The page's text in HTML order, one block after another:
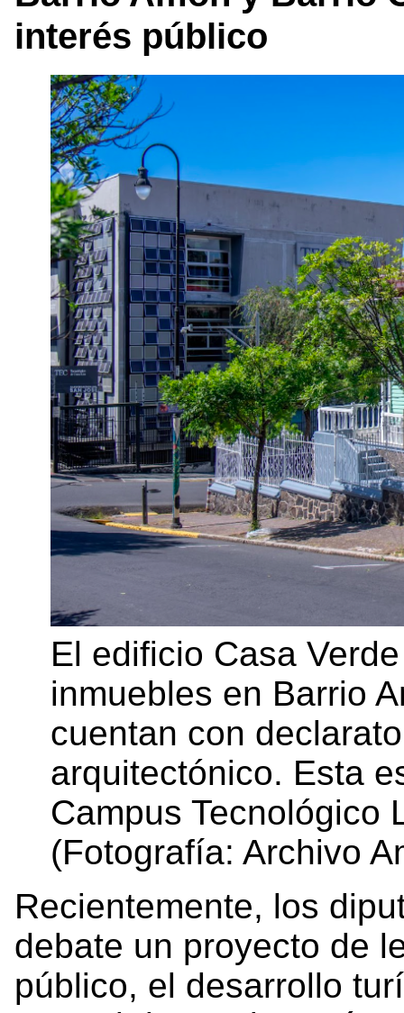
interés público
El edificio Casa
inmuebles en Barrio
cuentan con
arquitectónico. Esta
Campus Tecnológico
(Fotografía: Archivo
Recientemente, los
debate un proyecto de
público, el desarrollo